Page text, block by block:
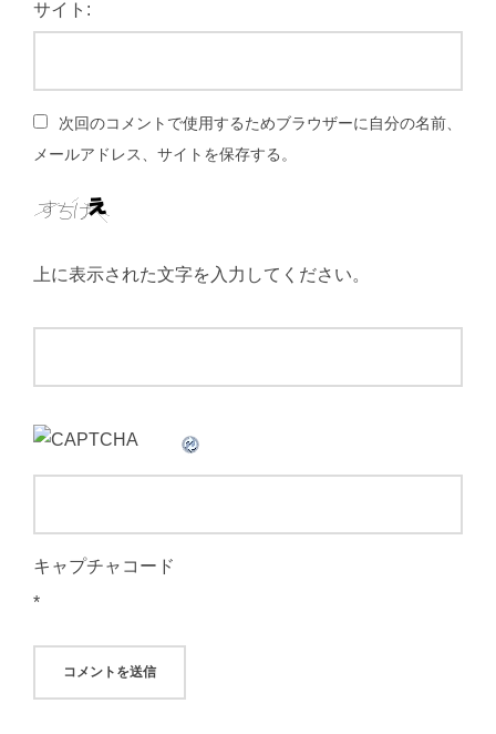
サイト:
次回のコメントで使用するためブラウザーに自分の名前、
メールアドレス、サイトを保存する。
上に表示された文字を入力してください。
キャプチャコード
*